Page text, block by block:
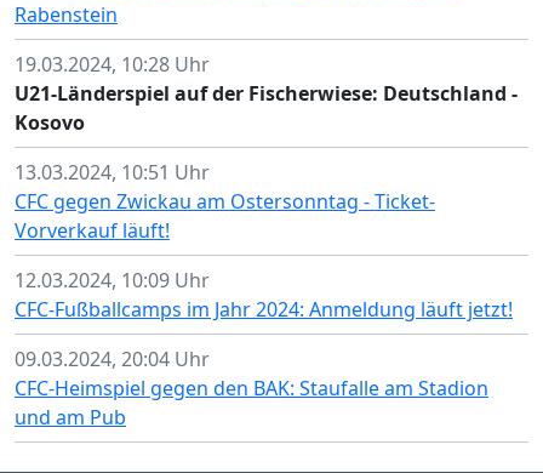
Rabenstein
19.03.2024, 10:28 Uhr
U21-Länderspiel auf der Fischerwiese: Deutschland -
Kosovo
13.03.2024, 10:51 Uhr
CFC gegen Zwickau am Ostersonntag - Ticket-
Vorverkauf läuft!
12.03.2024, 10:09 Uhr
CFC-Fußballcamps im Jahr 2024: Anmeldung läuft jetzt!
09.03.2024, 20:04 Uhr
CFC-Heimspiel gegen den BAK: Staufalle am Stadion
und am Pub